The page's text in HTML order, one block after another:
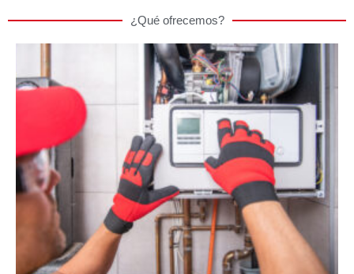
¿Qué ofrecemos?